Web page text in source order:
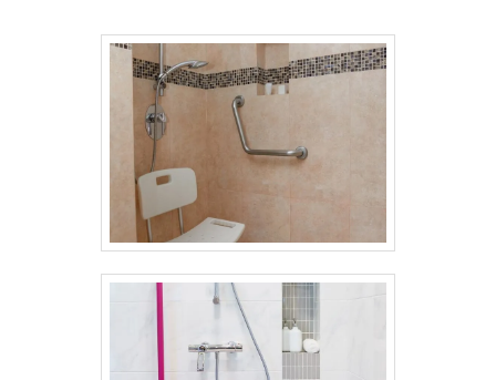
durante a locomoção.